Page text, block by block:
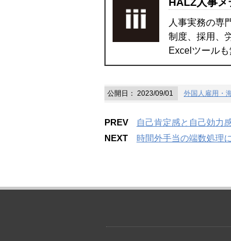
人事実務の専
制度、採用、
Excelツールも
公開日： 2023/09/01 外国人雇用・
PREV
自己肯定感と自己効力
NEXT
時間外手当の端数処理